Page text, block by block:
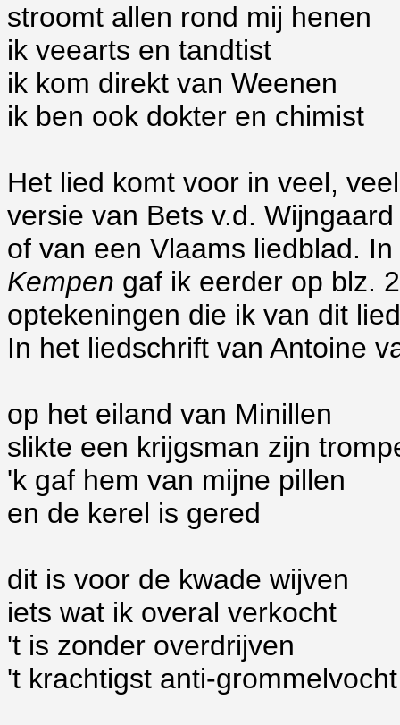
stroomt allen rond mij henen
ik veearts en tandtist
ik kom direkt van Weenen
ik ben ook dokter en chimist
Het lied komt voor in veel,
versie van Bets v.d.
of van een Vlaams liedblad.
Kempen gaf ik eerder op blz.
optekeningen die ik van dit
In het liedschrift van Antoine
op het eiland van Minillen
slikte een krijgsman zijn
'k gaf hem van mijne pillen
en de kerel is gered
dit is voor de kwade wijven
iets wat ik overal verkocht
't is zonder overdrijven
't krachtigst anti-grommelvocht